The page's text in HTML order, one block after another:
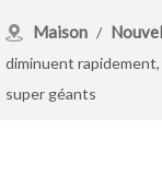
Maison /
diminuent
super géants